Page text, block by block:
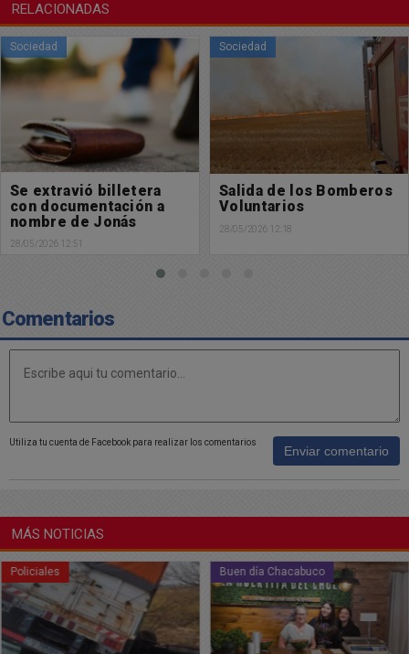
RELACIONADAS
Sociedad
Se extravió billetera
con documentación a
nombre de Jonás
Gabriel Bustos
28/05/2026 12:51
Sociedad
Salida de los Bomberos
Voluntarios
28/05/2026 12:18
Comentarios
Utiliza tu cuenta de Facebook para realizar los comentarios
Enviar comentario
MÁS NOTICIAS
Policiales Buen día Chacabuco